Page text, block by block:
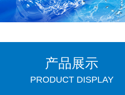
产品展示
PRODUCT DISPLAY